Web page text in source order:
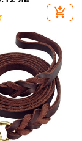
add_shopping_cart